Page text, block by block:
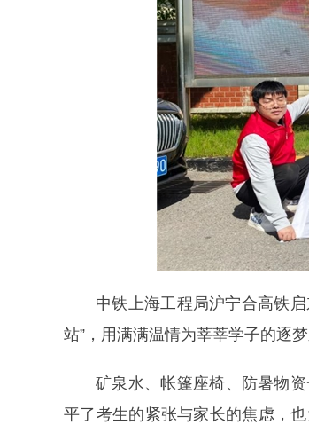
中铁上海工程局沪宁合高铁
站”，用满满温情为莘莘学子的逐梦
矿泉水、帐篷座椅、防暑物
平了考生的紧张与家长的焦虑，